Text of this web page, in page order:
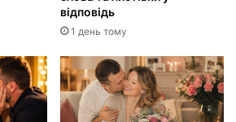
відповідь
1 день тому